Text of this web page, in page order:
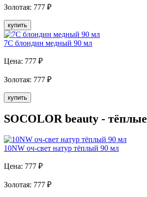
Золотая: 777 ₽
купить
7C блондин медный 90 мл
Цена: 777 ₽
Золотая: 777 ₽
купить
SOCOLOR beauty - тёплые
10NW оч-свет натур тёплый 90 мл
Цена: 777 ₽
Золотая: 777 ₽